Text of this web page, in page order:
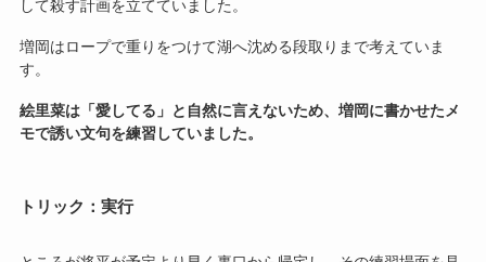
して殺す計画を立てていました。
増岡はロープで重りをつけて湖へ沈める段取りまで考えていま
す。
絵里菜は「愛してる」と自然に言えないため、増岡に書かせたメ
モで誘い文句を練習していました。
トリック：実行